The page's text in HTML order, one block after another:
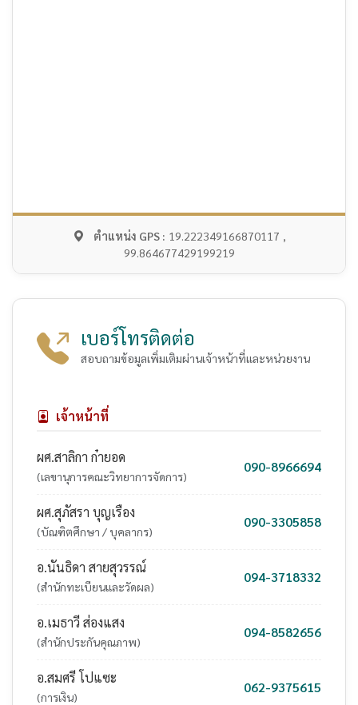
ตำแหน่ง GPS : 19.222349166870117 ,
99.864677429199219
เบอร์โทรติดต่อ
สอบถามข้อมูลเพิ่มเติมผ่านเจ้าหน้าที่และหน่วยงาน
เจ้าหน้าที่
ผศ.สาลิกา ก๋ายอด
(เลขานุการคณะวิทยาการจัดการ)
090-8966694
ผศ.สุภัสรา บุญเรือง
(บัณฑิตศึกษา / บุคลากร)
090-3305858
อ.นันธิดา สายสุวรรณ์
(สำนักทะเบียนและวัดผล)
094-3718332
อ.เมธาวี ส่องแสง
(สำนักประกันคุณภาพ)
094-8582656
อ.สมศรี โปแซะ
(การเงิน)
062-9375615